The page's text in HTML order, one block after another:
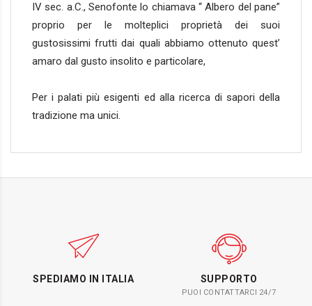
IV sec. a.C., Senofonte lo chiamava “ Albero del pane”
proprio per le molteplici proprietà dei suoi
gustosissimi frutti dai quali abbiamo ottenuto quest’
amaro dal gusto insolito e particolare,
Per i palati più esigenti ed alla ricerca di sapori della
tradizione ma unici.
SPEDIAMO IN ITALIA SUPPORTO
PUOI CONTATTARCI 24/7